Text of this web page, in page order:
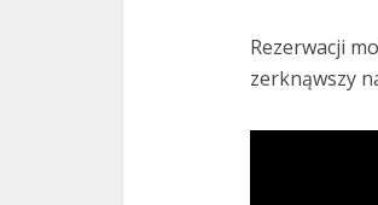
Rezerwacji
zerknąwszy